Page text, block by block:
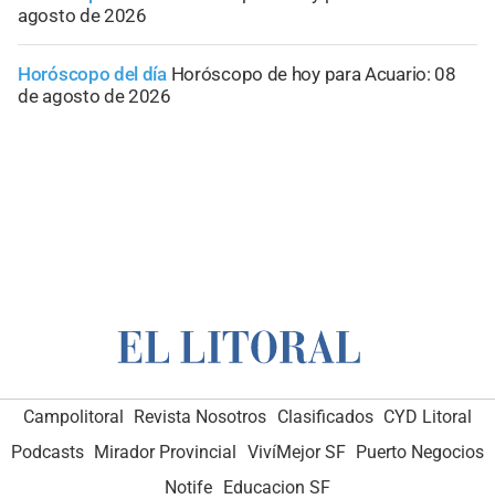
agosto de 2026
Horóscopo del día Horóscopo de hoy para Acuario: 08
de agosto de 2026
Campolitoral Revista Nosotros Clasificados CYD Litoral
Podcasts Mirador Provincial VivíMejor SF Puerto Negocios
Notife Educacion SF